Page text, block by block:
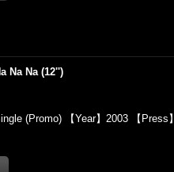
Na Na (12'')
(Promo) 【Year】2003 【